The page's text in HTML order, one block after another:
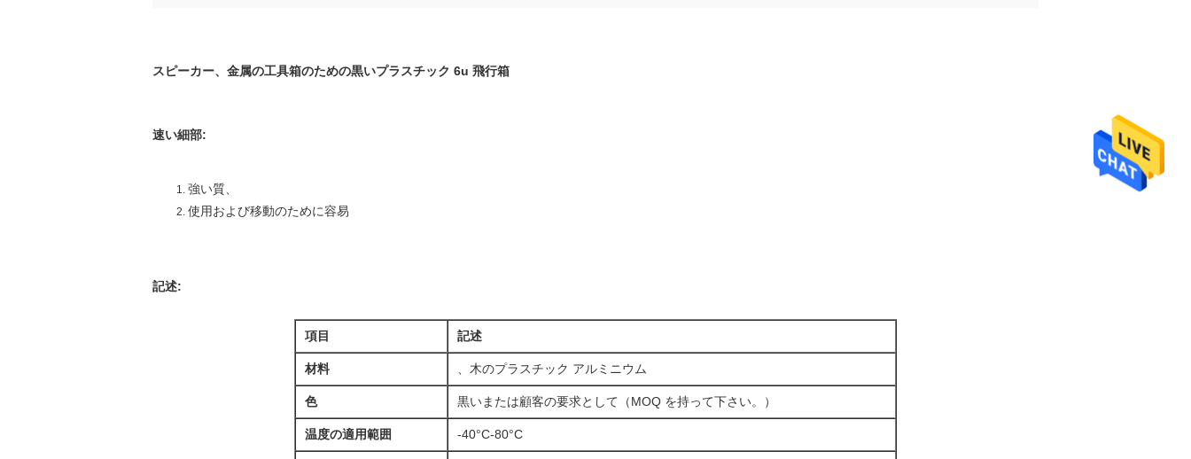
スピーカー、金属の工具箱のための黒いプラスチック 6u 飛行箱
速い細部:
強い質、
使用および移動のために容易
記述:
項目 記述
材料 、木のプラスチック アルミニウム
色 黒いまたは顧客の要求として（MOQ を持って下さい。）
温度の適用範囲 -40°C-80°C